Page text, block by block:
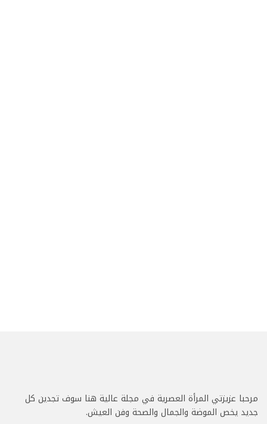
مرحبا عزيزتي المرأة العصرية في مجلة عالية هنا سوف تجدين كل
جديد يخص الموضة والجمال والصحة وفن العيش.